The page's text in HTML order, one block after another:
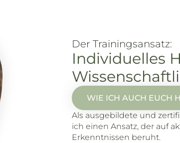
Der Trainingsansatz:
Individuelles
WIE ICH AUCH EUCH
Als ausgebildete und
ich einen Ansatz, der auf
Erkenntnissen beruht.